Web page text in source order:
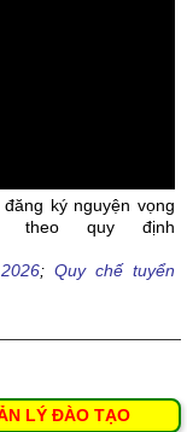
ký nguyện vọng
theo quy định
; Quy chế tuyển
LÝ ĐÀO TẠO